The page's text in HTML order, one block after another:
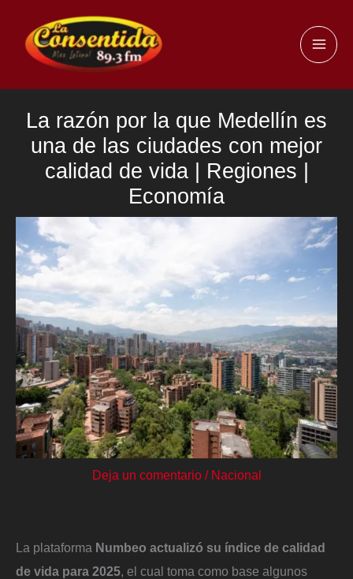
contenido
La razón por la que Medellín es
una de las ciudades con mejor
calidad de vida | Regiones |
Economía
Deja un comentario / Nacional
La plataforma Numbeo actualizó su índice de calidad
de vida para 2025, el cual toma como base algunos